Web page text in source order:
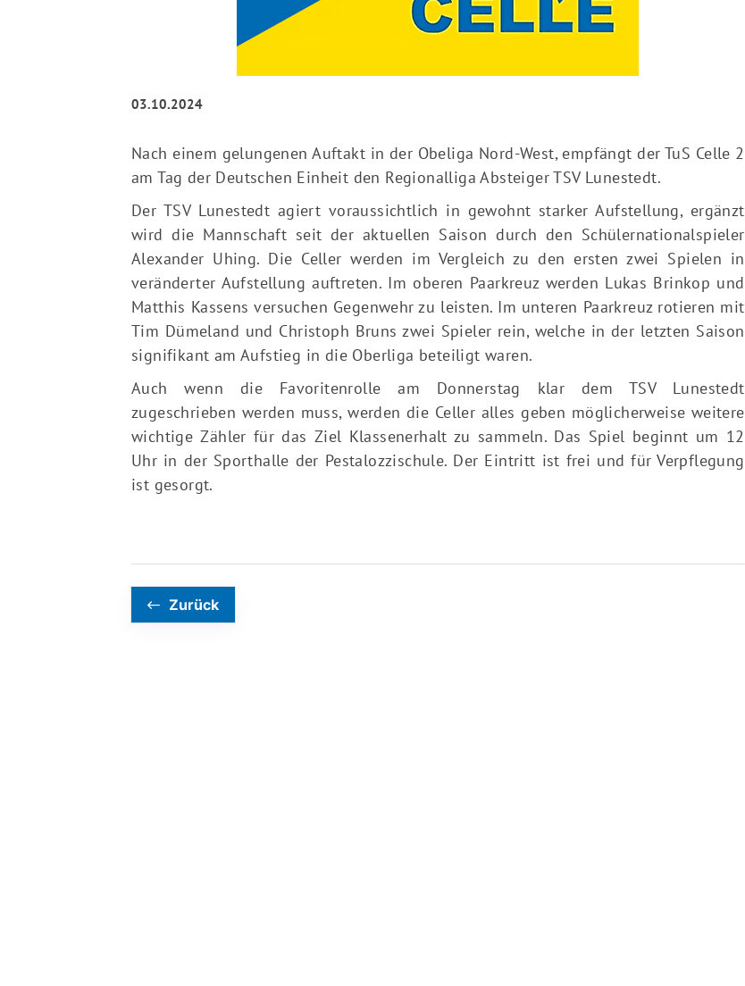
03.10.2024
Nach einem gelungenen Auftakt in der Obeliga Nord-West, empfängt der TuS Celle 2
am Tag der Deutschen Einheit den Regionalliga Absteiger TSV Lunestedt.
Der TSV Lunestedt agiert voraussichtlich in gewohnt starker Aufstellung, ergänzt
wird die Mannschaft seit der aktuellen Saison durch den Schülernationalspieler
Alexander Uhing. Die Celler werden im Vergleich zu den ersten zwei Spielen in
veränderter Aufstellung auftreten. Im oberen Paarkreuz werden Lukas Brinkop und
Matthis Kassens versuchen Gegenwehr zu leisten. Im unteren Paarkreuz rotieren mit
Tim Dümeland und Christoph Bruns zwei Spieler rein, welche in der letzten Saison
signifikant am Aufstieg in die Oberliga beteiligt waren.
Auch wenn die Favoritenrolle am Donnerstag klar dem TSV Lunestedt
zugeschrieben werden muss, werden die Celler alles geben möglicherweise weitere
wichtige Zähler für das Ziel Klassenerhalt zu sammeln. Das Spiel beginnt um 12
Uhr in der Sporthalle der Pestalozzischule. Der Eintritt ist frei und für Verpflegung
ist gesorgt.
Zurück